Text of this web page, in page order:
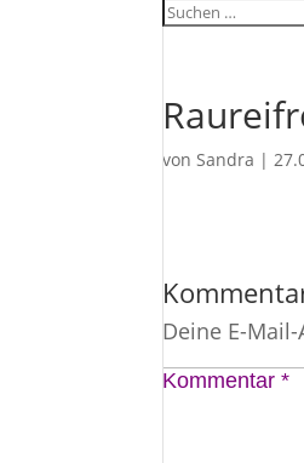
vonSandra |
Deine E-
Kommentar*